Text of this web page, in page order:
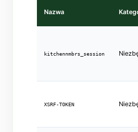
Nazwa
kitchennmbrs_session
XSRF-TOKEN